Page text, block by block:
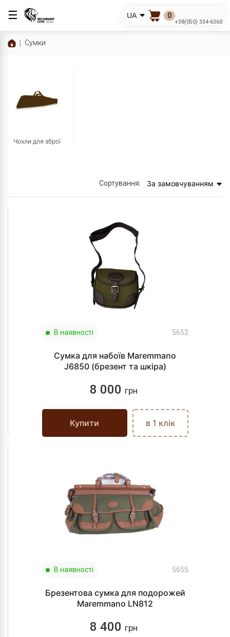
☰ UA 0
+38(050) 334-6360
Сумки
Чохли для зброї
Сортування: За замовчуванням
В наявності 5652
Сумка для набоїв Maremmano
J6850 (брезент та шкіра)
8 000 грн
Купити в 1 клік
В наявності 5655
Брезентова сумка для подорожей
Maremmano LN812
8 400 грн